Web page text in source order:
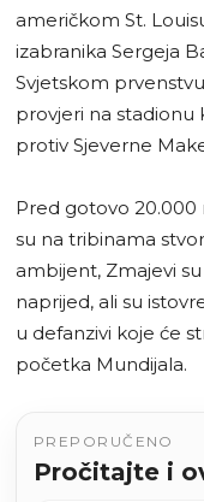
američkom St.
izabranika Sergeja
Svjetskom
provjeri na stadionu
protiv Sjeverne
Pred gotovo 20.000
su na tribinama
ambijent, Zmajevi
naprijed, ali su
u defanzivi koje će
početka Mundijala.
PREPORUČENO
Pročitajte i